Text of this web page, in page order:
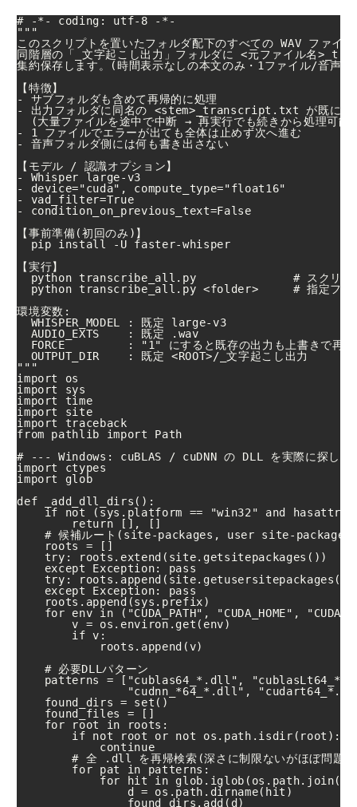
# -*- coding: utf-8 -*-
"""
このスクリプトを置いたフォルダ配下のすべての WAV ファイ
同階層の「_文字起こし出力」フォルダに <元ファイル名
集約保存します。(時間表示なしの本文のみ・1ファイル/音声)
【特徴】
- サブフォルダも含めて再帰的に処理
- 出力フォルダに同名の <stem>_transcript.txt が既にあ
  (大量ファイルを途中で中断 → 再実行でも続きから処理可能)
- 1 ファイルでエラーが出ても全体は止めず次へ進む
- 音声フォルダ側には何も書き出さない
【モデル / 認識オプション】
- Whisper large-v3
- device="cuda", compute_type="float16"
- vad_filter=True
- condition_on_previous_text=False
【事前準備(初回のみ)】
  pip install -U faster-whisper
【実行】
python transcribe_all.py              # スクリプ
python transcribe_all.py <folder>     # 指定フォ
環境変数:
  WHISPER_MODEL : 既定 large-v3
  AUDIO_EXTS    : 既定 .wav
FORCE         : "1" にすると既存の出力も上書きで再処
  OUTPUT_DIR    : 既定 <ROOT>/_文字起こし出力
"""
import os
import sys
import time
import site
import traceback
from pathlib import Path
# --- Windows: cuBLAS / cuDNN の DLL を実際に探して
import ctypes
import glob
def _add_dll_dirs():
if not (sys.platform == "win32" and
        return [], []
# 候補ルート(site-packages, user site-
    roots = []
    try: roots.extend(site.getsitepackages())
    except Exception: pass
    try: roots.append(site.getusersitepackages())
    except Exception: pass
    roots.append(sys.prefix)
for env in ("CUDA_PATH", "CUDA_HOME",
        v = os.environ.get(env)
        if v:
            roots.append(v)
    # 必要DLLパターン
patterns = ["cublas64_*.dll",
"cudnn_*64_*.dll",
    found_dirs = set()
    found_files = []
    for root in roots:
        if not root or not os.path.isdir(root):
            continue
# 全 .dll を再帰検索(深さに制限ないがほぼ問題
        for pat in patterns:
for hit in
                d = os.path.dirname(hit)
                found_dirs.add(d)